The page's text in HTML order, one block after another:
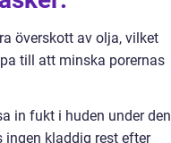
överskott av olja, vilket
till att minska porernas
in fukt i huden under den
kladdig rest efter